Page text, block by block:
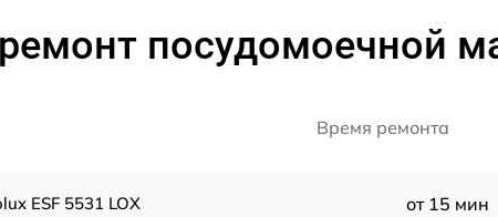
посудомоечной
Время ремонта
ESF 5531 LOX от 15 мин